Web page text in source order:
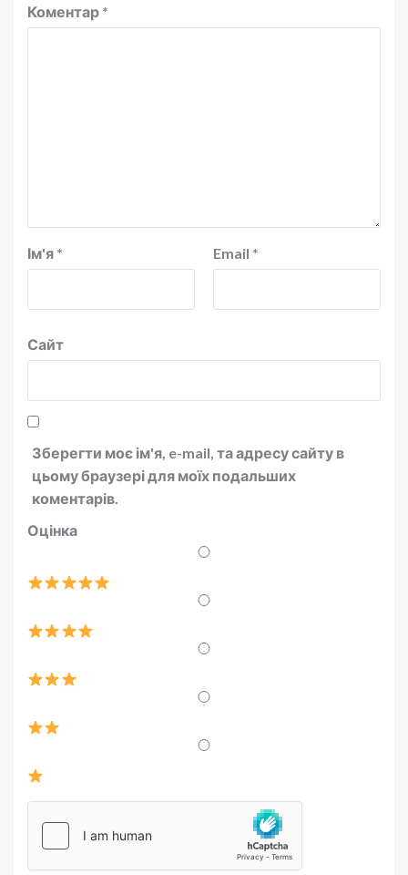
Коментар *
Ім'я * Email *
Сайт
Зберегти моє ім'я, e-mail, та адресу сайту в
цьому браузері для моїх подальших
коментарів.
Оцінка